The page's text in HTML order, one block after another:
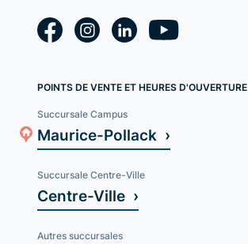
POINTS DE VENTE ET HEURES D'OUVERTURE
Succursale Campus
Maurice-Pollack ›
Succursale Centre-Ville
Centre-Ville ›
Autres succursales